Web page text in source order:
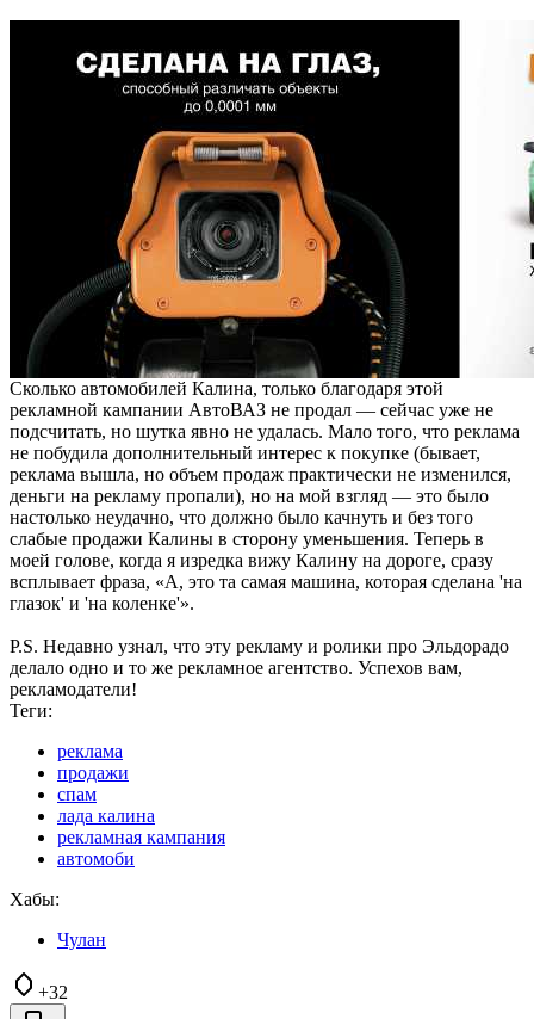
Сколько автомобилей Калина, только благодаря этой
рекламной кампании АвтоВАЗ не продал — сейчас уже не
подсчитать, но шутка явно не удалась. Мало того, что реклама
не побудила дополнительный интерес к покупке (бывает,
реклама вышла, но объем продаж практически не изменился,
деньги на рекламу пропали), но на мой взгляд — это было
настолько неудачно, что должно было качнуть и без того
слабые продажи Калины в сторону уменьшения. Теперь в
моей голове, когда я изредка вижу Калину на дороге, сразу
всплывает фраза, «А, это та самая машина, которая сделана 'на
глазок' и 'на коленке'».
P.S. Недавно узнал, что эту рекламу и ролики про Эльдорадо
делало одно и то же рекламное агентство. Успехов вам,
рекламодатели!
Теги:
реклама
продажи
спам
лада калина
рекламная кампания
автомоби
Хабы:
Чулан
+32